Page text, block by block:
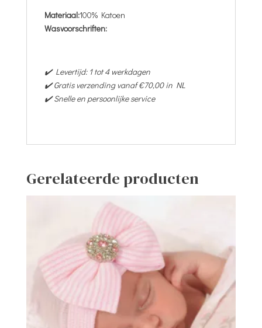
Materiaal:100% Katoen
Wasvoorschriften:
✔️ Levertijd: 1 tot 4 werkdagen
✔️ Gratis verzending vanaf €70,00 in NL
✔️ Snelle en persoonlijke service
Gerelateerde producten